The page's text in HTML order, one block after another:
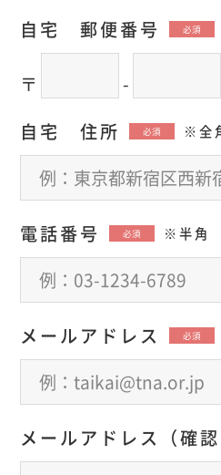
自宅 郵便番号 必須
〒
-
自宅 住所
必須 ※全
電話番号 必須 ※半角
メールアドレス 必須
メールアドレス（確認